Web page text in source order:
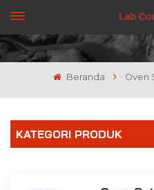
DAPATKAN
Beranda Oven
KATEGORI PRODUK